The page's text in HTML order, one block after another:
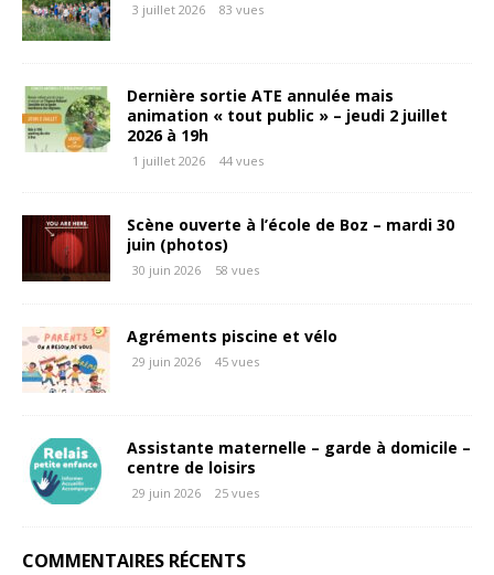
3 juillet 2026 83 vues
Dernière sortie ATE annulée mais
animation « tout public » – jeudi 2 juillet
2026 à 19h
1 juillet 2026 44 vues
Scène ouverte à l’école de Boz – mardi 30
juin (photos)
30 juin 2026 58 vues
Agréments piscine et vélo
29 juin 2026 45 vues
Assistante maternelle – garde à domicile –
centre de loisirs
29 juin 2026 25 vues
COMMENTAIRES RÉCENTS